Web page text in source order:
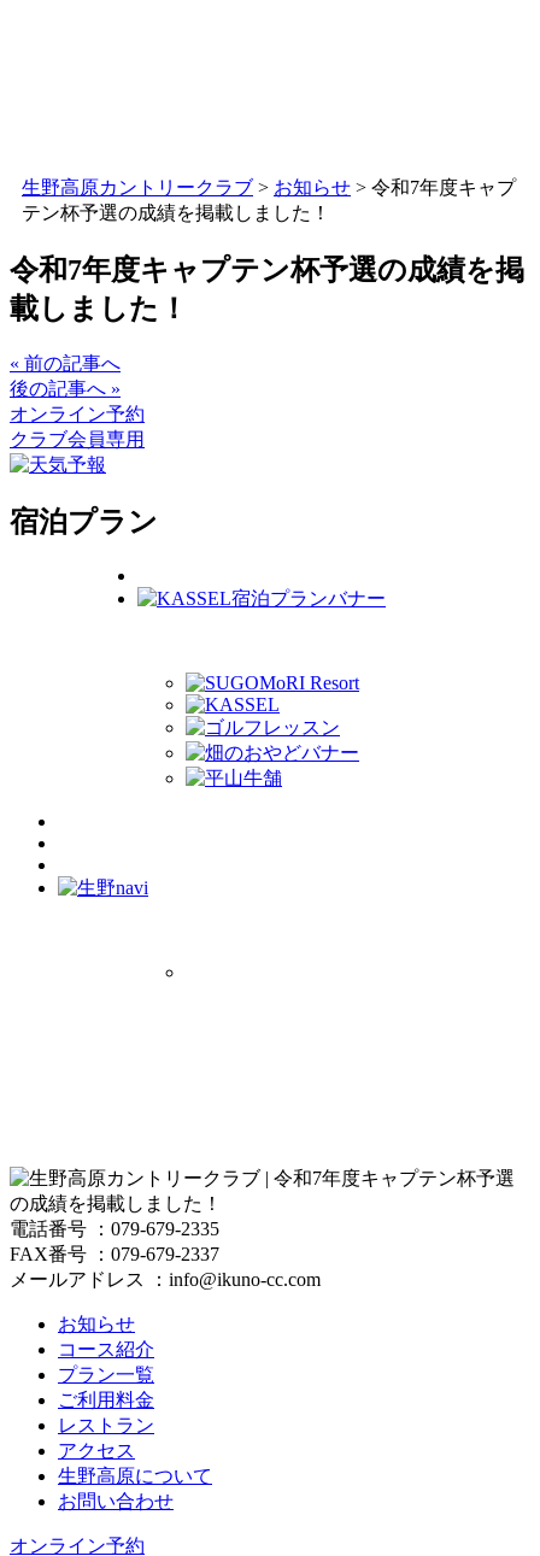
生野高原カントリークラブ > お知らせ > 令和7年度キャプ
テン杯予選の成績を掲載しました！
令和7年度キャプテン杯予選の成績を掲
載しました！
« 前の記事へ
後の記事へ »
オンライン予約
クラブ会員専用
宿泊プラン
電話番号 ：079-679-2335
FAX番号 ：079-679-2337
メールアドレス ：info@ikuno-cc.com
お知らせ
コース紹介
プラン一覧
ご利用料金
レストラン
アクセス
生野高原について
お問い合わせ
オンライン予約